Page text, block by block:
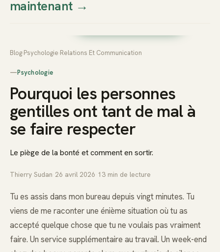
Thierry
Prendre rendez-vous dès
maintenant→
Blog Psychologie Relations Et Communication
—Psychologie
Pourquoi les personnes
gentilles ont tant de mal à
se faire respecter
Le piège de la bonté et comment en sortir.
Thierry Sudan 26 avril 2026 13 min de lecture
Tu es assis dans mon bureau depuis vingt minutes. Tu
viens de me raconter une énième situation où tu as
accepté quelque chose que tu ne voulais pas vraiment
faire. Un service supplémentaire au travail. Un week-end